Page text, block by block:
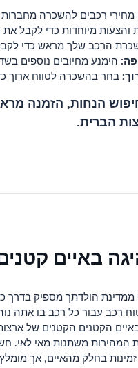
מחירי רכבים להשכרה
והצעות מיוחדות כדי לקבל
הרכב שלך מראש כדי
הימנע מחיובים נוספים
בחר בהשכרה לטווח ארוך
הנחות, הזמנה
הברית.
באיים
ממדינת הולדתך מספיק בדרך
רכב עבור כל רכב בו אתה
הקטנים הקטנים של
המהירות משתנות מאי לאי.
בחלק מהאיים, אך